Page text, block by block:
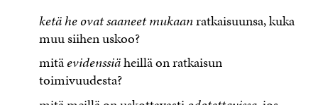
ketä he ovat saaneet mukaanratkaisuunsa, kuka
muu siihen uskoo?
mitäevidenssiäheillä on ratkaisun
toimivuudesta?